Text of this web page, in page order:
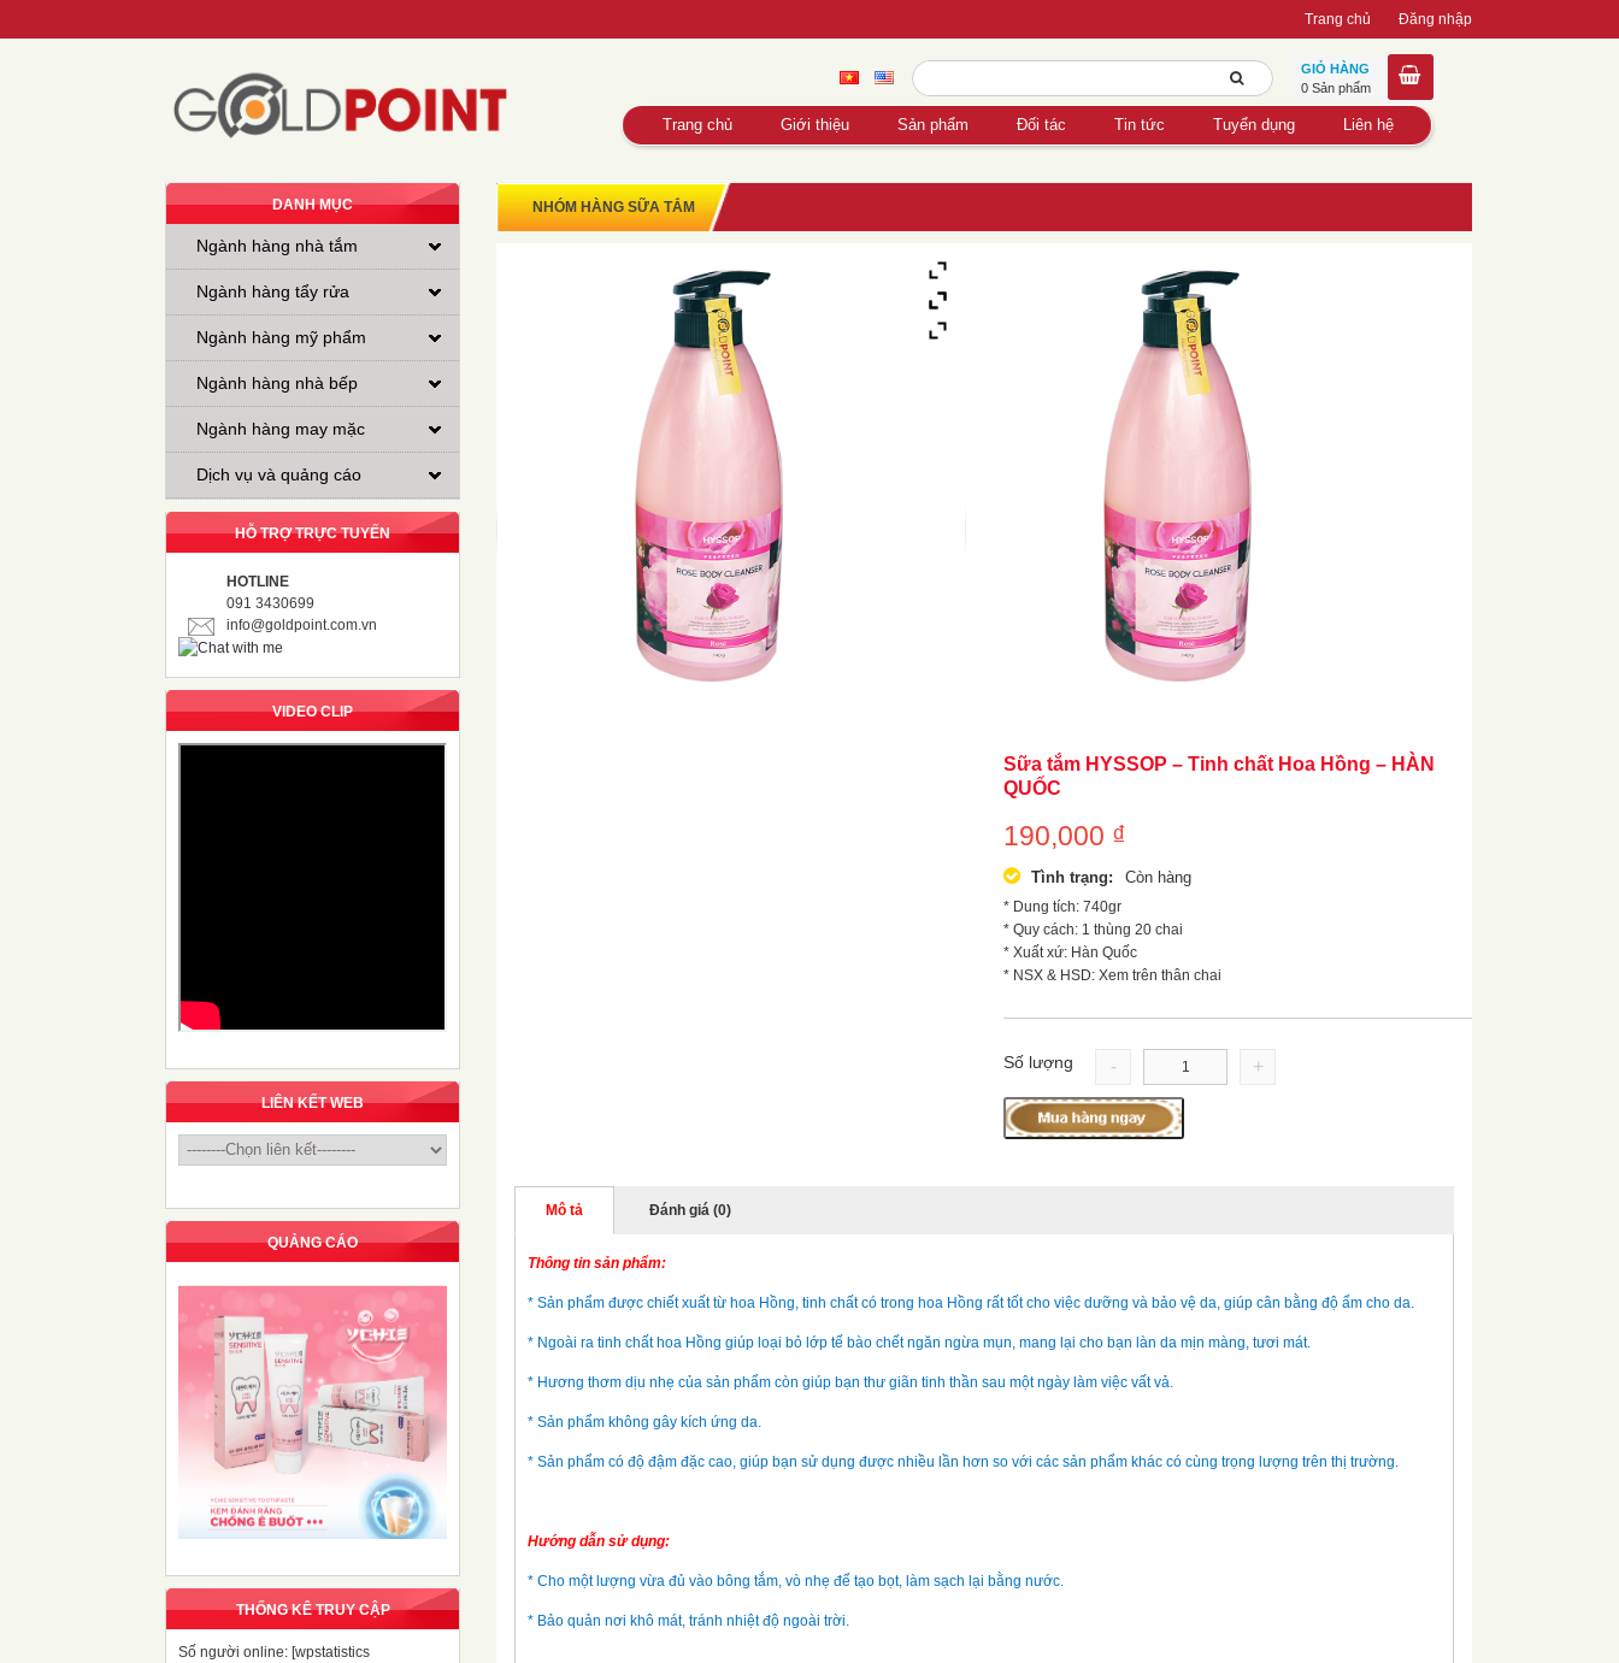
Trang chủ Đăng nhập
GIỎ HÀNG
0 Sản phẩm
Trang chủ Giới thiệu Sản phẩm Đối tác Tin tức Tuyển dụng Liên hệ
DANH MỤC
Ngành hàng nhà tắm
Ngành hàng tẩy rửa
Ngành hàng mỹ phẩm
Ngành hàng nhà bếp
Ngành hàng may mặc
Dịch vụ và quảng cáo
HỖ TRỢ TRỰC TUYẾN
HOTLINE
091 3430699
info@goldpoint.com.vn
VIDEO CLIP
LIÊN KẾT WEB
QUẢNG CÁO
THỐNG KÊ TRUY CẬP
Số người online: [wpstatistics
NHÓM HÀNG SỮA TẮM
Sữa tắm HYSSOP – Tinh chất Hoa Hồng – HÀN
QUỐC
190,000 ₫
Tình trạng: Còn hàng
* Dung tích: 740gr
* Quy cách: 1 thùng 20 chai
* Xuất xứ: Hàn Quốc
* NSX & HSD: Xem trên thân chai
Số lượng - +
Mô tả Đánh giá (0)
Thông tin sản phẩm:
* Sản phẩm được chiết xuất từ hoa Hồng, tinh chất có trong hoa Hồng rất tốt cho việc dưỡng và bảo vệ da, giúp cân bằng độ ẩm cho da.
* Ngoài ra tinh chất hoa Hồng giúp loại bỏ lớp tế bào chết ngăn ngừa mụn, mang lại cho bạn làn da mịn màng, tươi mát.
* Hương thơm dịu nhẹ của sản phẩm còn giúp bạn thư giãn tinh thần sau một ngày làm việc vất vả.
* Sản phẩm không gây kích ứng da.
* Sản phẩm có độ đậm đặc cao, giúp bạn sử dụng được nhiều lần hơn so với các sản phẩm khác có cùng trọng lượng trên thị trường.
Hướng dẫn sử dụng:
* Cho một lượng vừa đủ vào bông tắm, vò nhẹ để tạo bọt, làm sạch lại bằng nước.
* Bảo quản nơi khô mát, tránh nhiệt độ ngoài trời.